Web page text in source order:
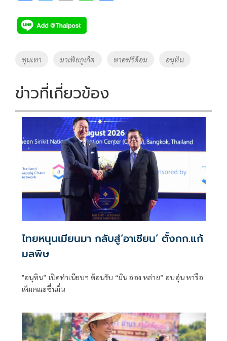
e
b
o
k
tt
er
p
y
Li
k
Tags
ทุนเทา มาเฟียภูเก็ต หาดฟรีด้อม อนุทิน
ข่าวที่เกี่ยวข้อง
ไทยหนุนเมียนมา กลับสู่‘อาเซียน’ ตั้งกก.แก้
มลพิษ
"อนุทิน” เปิดทำเนียบฯ ต้อนรับ “มิน อ่อง หล่าย” อบอุ่น หารือ
เต็มคณะชื่นมื่น